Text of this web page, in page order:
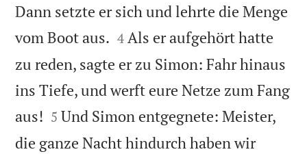
Dann setzte er sich und lehrte die Menge
vom Boot aus. 

4 Als er aufgehört hatte
zu reden, sagte er zu Simon: Fahr hinaus
ins Tiefe, und werft eure Netze zum Fang
aus! 

5 Und Simon entgegnete: Meister,
die ganze Nacht hindurch haben wir